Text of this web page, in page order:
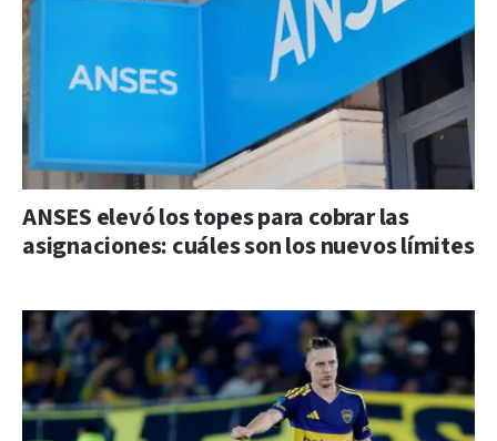
ANSES elevó los topes para cobrar las
asignaciones: cuáles son los nuevos límites